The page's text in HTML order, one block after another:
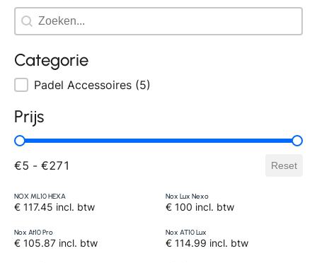
Search
Categorie
Padel Accessoires (5)
Prijs
€5 - €271 Reset
NOX ML10 HEXA
€ 117.45 incl. btw
Nox Lux Nexo
€ 100 incl. btw
Nox At10 Pro
€ 105.87 incl. btw
Nox AT10 Lux
€ 114.99 incl. btw